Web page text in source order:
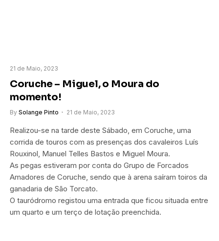
21 de Maio, 2023
Coruche – Miguel, o Moura do
momento!
By Solange Pinto 21 de Maio, 2023
Realizou-se na tarde deste Sábado, em Coruche, uma
corrida de touros com as presenças dos cavaleiros Luís
Rouxinol, Manuel Telles Bastos e Miguel Moura.
As pegas estiveram por conta do Grupo de Forcados
Amadores de Coruche, sendo que à arena saíram toiros da
ganadaria de São Torcato.
O tauródromo registou uma entrada que ficou situada entre
um quarto e um terço de lotação preenchida.